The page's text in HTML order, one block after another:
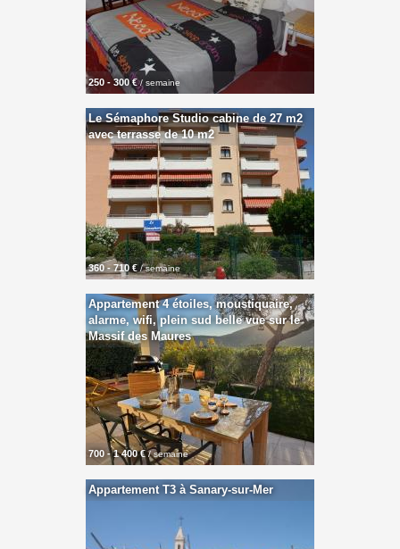
250 - 300 €/ semaine
Le Sémaphore Studio cabine de 27 m2
avec terrasse de 10 m2
360 - 710 € / semaine
Appartement 4 étoiles, moustiquaire,
alarme, wifi, plein sud belle vue sur le
Massif des Maures
700 - 1 400 €/ semaine
Appartement T3 à Sanary-sur-Mer